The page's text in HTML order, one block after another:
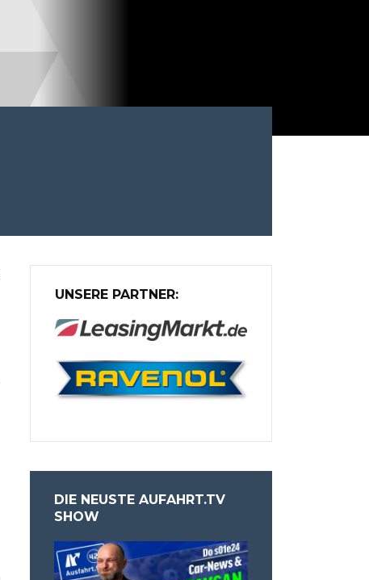
UNSERE PARTNER:
DIE NEUSTE AUFAHRT.TV
SHOW